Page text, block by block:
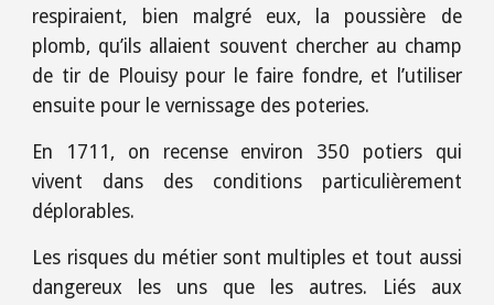
respiraient, bien malgré eux, la poussière de
plomb, qu’ils allaient souvent chercher au champ
de tir de Plouisy pour le faire fondre, et l’utiliser
ensuite pour le vernissage des poteries.
En 1711, on recense environ 350 potiers qui
vivent dans des conditions particulièrement
déplorables.
Les risques du métier sont multiples et tout aussi
dangereux les uns que les autres. Liés aux